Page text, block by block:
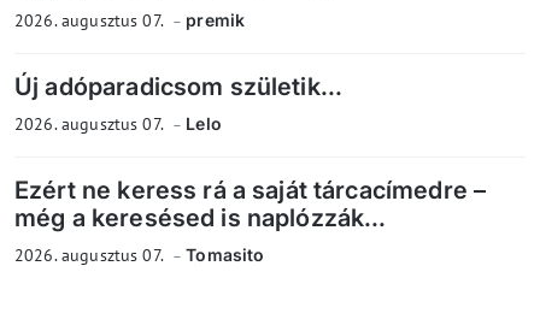
2026. augusztus 07. premik
Új adóparadicsom születik...
2026. augusztus 07. Lelo
Ezért ne keress rá a saját tárcacímedre –
még a keresésed is naplózzák...
2026. augusztus 07. Tomasito